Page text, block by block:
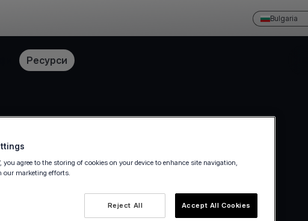
Bulgaria
Ресурси
History
you agree to the storing of cookies on your device to enhance site navigation,
our marketing efforts.
Reject All Accept All Cookies